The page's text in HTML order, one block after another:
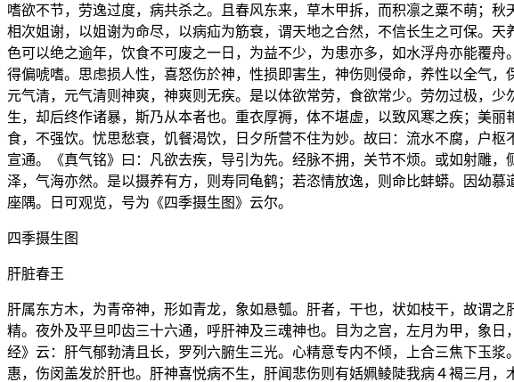
嗜欲不节，劳逸过度，病共杀之。且春风东来，草木甲拆，而积凛之粟不萌；
相次姐谢，以姐谢为命尽，以病疝为筋衰，谓天地之合然，不信长生之可保。
色可以绝之逾年，饮食不可废之一日，为益不少，为患亦多，如水浮舟亦能覆
得偏唬嗜。思虑损人性，喜怒伤於神，性损即害生，神伤则侵命，养性以全气
元气清，元气清则神爽，神爽则无疾。是以体欲常劳，食欲常少。劳勿过极，
生，却后终作诸暴，斯乃从本者也。重衣厚褥，体不堪虚，以致风寒之疾；美
食，不强饮。忧思愁衰，饥餐渴饮，日夕所营不住为妙。故曰：流水不腐，户
宣通。《真气铭》曰：凡欲去疾，导引为先。经脉不拥，关节不烦。或如射雕
泽，气海亦然。是以摄养有方，则寿同龟鹤；若恣情放逸，则命比蚌蟒。因幼
座隅。日可观览，号为《四季摄生图》云尔。
四季摄生图
肝脏春王
肝属东方木，为青帝神，形如青龙，象如悬瓠。肝者，干也，状如枝干，故谓
精。夜外及平旦叩齿三十六通，呼肝神及三魂神也。目为之宫，左月为甲，象
经》云：肝气郁勃清且长，罗列六腑生三光。心精意专内不倾，上合三焦下玉
惠，伤闵盖发於肝也。肝神喜悦病不生，肝闻悲伤则有姡姵鲮陡我病４褐三月